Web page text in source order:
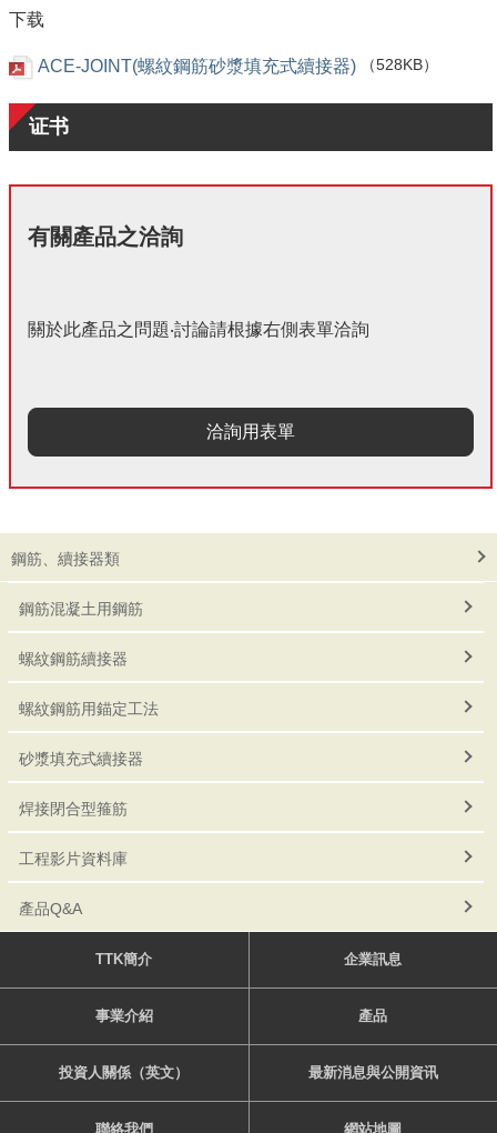
鋼筋、續接器類
鋼筋混凝土用鋼筋
螺紋鋼筋續接器
螺紋鋼筋用錨定工法
砂漿填充式續接器
焊接閉合型箍筋
工程影片資料庫
產品Q&A
下载
ACE-JOINT(螺紋鋼筋砂漿填充式續接器) （528KB）
证书
有關產品之洽詢
關於此產品之問題‧討論請根據右側表單洽詢
洽詢用表單
TTK簡介 企業訊息
事業介紹 產品
投資人關係（英文） 最新消息與公開資讯
聯絡我們 網站地圖